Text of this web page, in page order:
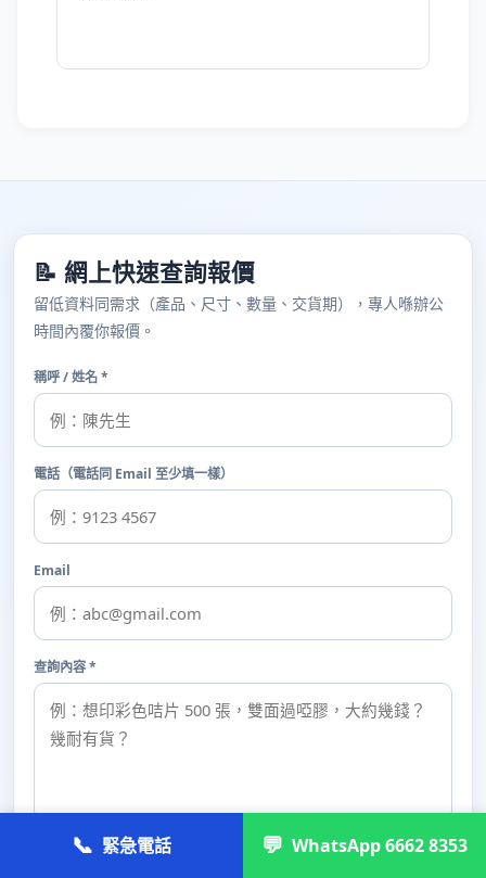
📝 網上快速查詢報價
留低資料同需求（產品、尺寸、數量、交貨期），專人喺辦公
時間內覆你報價。
稱呼 / 姓名 *
電話（電話同 Email 至少填一樣）
Email
查詢內容 *
📞 緊急電話 💬 WhatsApp 6662 8353